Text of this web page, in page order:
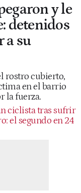
y le
detenidos
a su
rostro cubierto,
en el barrio
la fuerza.
ciclista tras sufrir
el segundo en 24